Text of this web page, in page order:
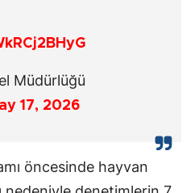
Müdürlüğü
17, 2026
öncesinde hayvan